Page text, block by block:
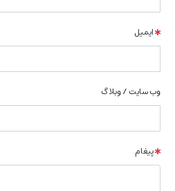
ایمیل
وب سایت / وبلاگ
پیغام